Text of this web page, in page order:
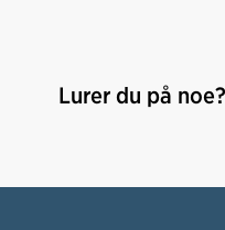
Lurer du på